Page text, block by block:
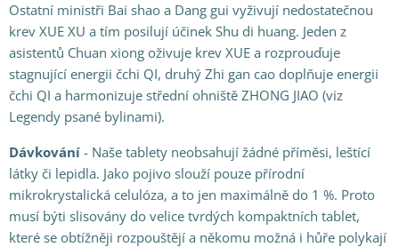
Ostatní ministři Bai shao a Dang gui vyživují nedostatečnou
krev XUE XU a tím posilují účinek Shu di huang. Jeden z
asistentů Chuan xiong oživuje krev XUE a rozprouďuje
stagnující energii čchi QI, druhý Zhi gan cao doplňuje energii
čchi QI a harmonizuje střední ohniště ZHONG JIAO (viz
Legendy psané bylinami).
Dávkování - Naše tablety neobsahují žádné příměsi, leštící
látky či lepidla. Jako pojivo slouží pouze přírodní
mikrokrystalická celulóza, a to jen maximálně do 1 %. Proto
musí býti slisovány do velice tvrdých kompaktních tablet,
které se obtížněji rozpouštějí a někomu možná i hůře polykají